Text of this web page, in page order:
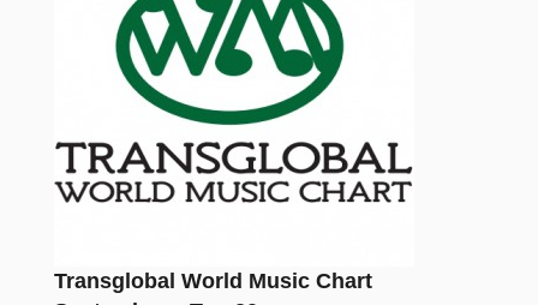
Transglobal World Music Chart